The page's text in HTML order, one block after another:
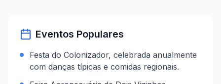
Eventos Populares
Festa do Colonizador, celebrada anualmente
com danças típicas e comidas regionais.